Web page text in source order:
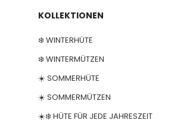
KOLLEKTIONEN
❄️ WINTERHÜTE
❄️ WINTERMÜTZEN
☀️ SOMMERHÜTE
☀️ SOMMERMÜTZEN
☀️❄️ HÜTE FÜR JEDE JAHRESZEIT